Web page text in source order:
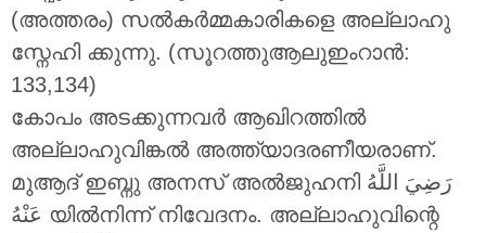
(അത്തരം) സൽകർമ്മകാരികളെ അല്ലാഹു
സ്നേഹി ക്കുന്നു. (സൂറത്തുആലുഇംറാൻ:
133,134)
കോപം അടക്കുന്നവർ ആഖിറത്തിൽ
അല്ലാഹുവിങ്കൽ അത്ത്യാദരണീയരാണ്.
മുആദ് ഇബ്നു അനസ് അൽജുഹനി رَضِيَ اللَّهُ
عَنْهُ യിൽനിന്ന് നിവേദനം. അല്ലാഹുവിന്റെ